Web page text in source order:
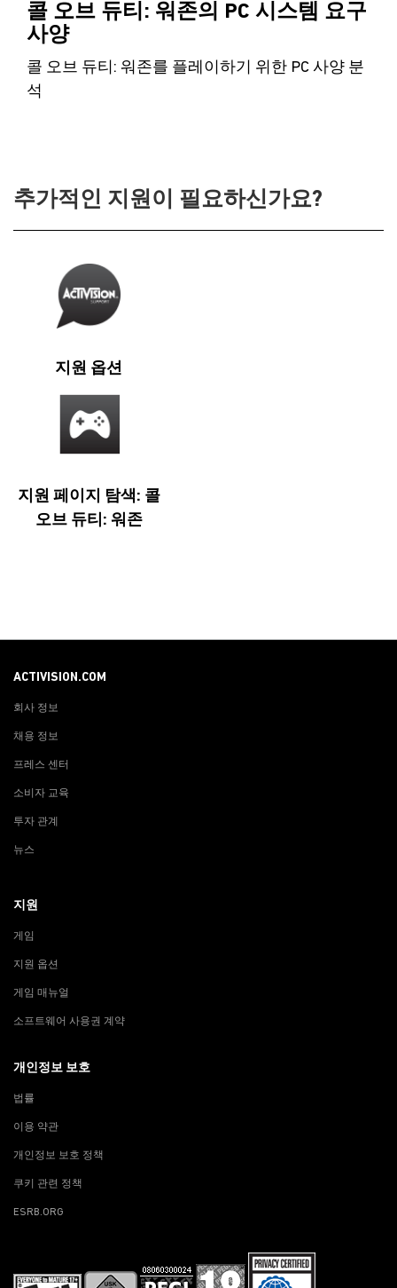
콜 오브 듀티: 워존의 PC 시스템 요구
사양
콜 오브 듀티: 워존를 플레이하기 위한 PC 사양 분
석
추가적인 지원이 필요하신가요?
지원 옵션
지원 페이지 탐색: 콜
오브 듀티: 워존
ACTIVISION.COM
회사 정보
채용 정보
프레스 센터
소비자 교육
투자 관계
뉴스
지원
게임
지원 옵션
게임 매뉴얼
소프트웨어 사용권 계약
개인정보 보호
법률
이용 약관
개인정보 보호 정책
쿠키 관련 정책
ESRB.ORG